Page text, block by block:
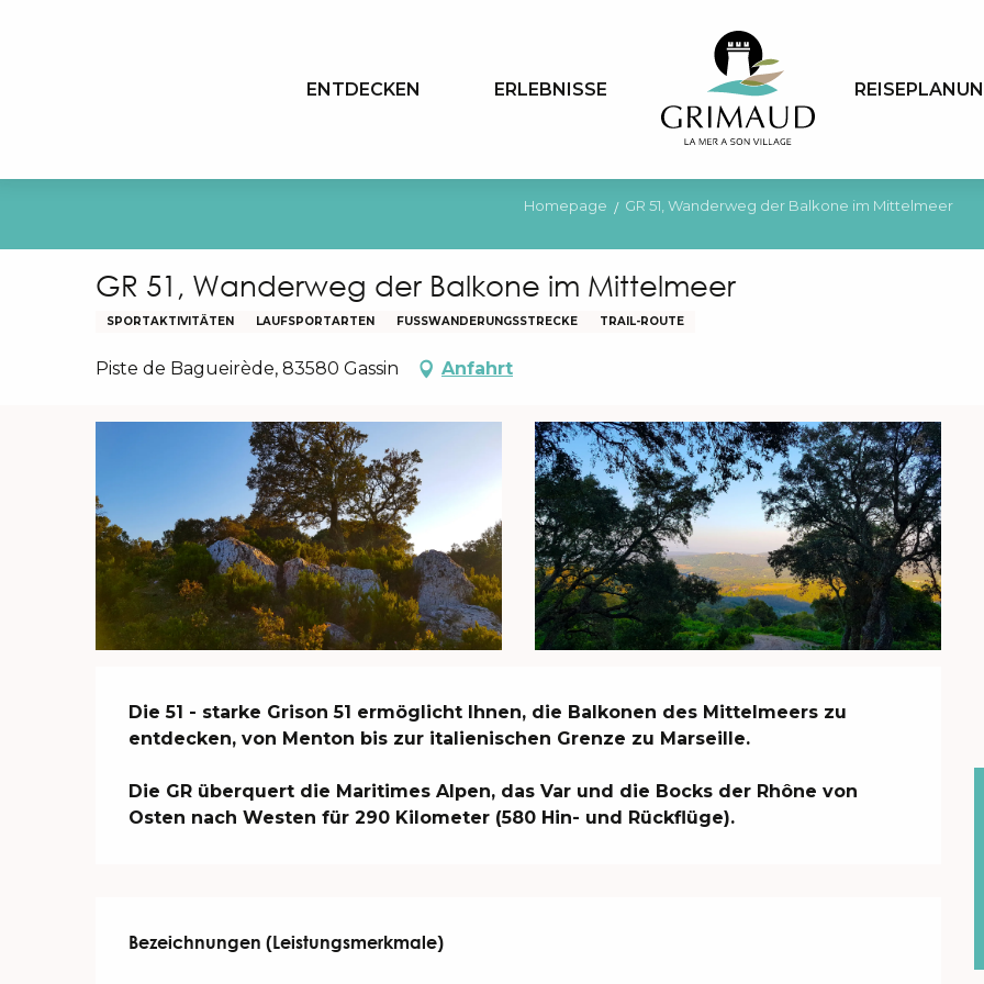
ENTDECKEN ERLEBNISSE
Homepage GR 51, Wanderweg der Balkone im Mittelmeer
GR 51, Wanderweg der Balkone im Mittelmeer
SPORTAKTIVITÄTEN LAUFSPORTARTEN FUSSWANDERUNGSSTRECKE TRAIL-ROUTE
Piste de Bagueirède, 83580 Gassin Anfahrt
Beschreibung
Die 51 - starke Grison 51 ermöglicht Ihnen, die Balkonen des Mittelmeers zu
entdecken, von Menton bis zur italienischen Grenze zu Marseille.
Die GR überquert die Maritimes Alpen, das Var und die Bocks der Rhône von
Osten nach Westen für 290 Kilometer (580 Hin- und Rückflüge).
Leistungensmöglichkeiten
Bezeichnungen (Leistungsmerkmale)
Bezeichnungen (Leistungsmerkmale)